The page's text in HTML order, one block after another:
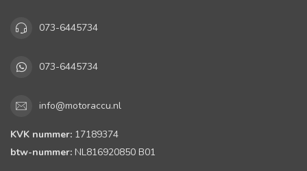
073-6445734
073-6445734
info@motoraccu.nl
KVK nummer: 17189374
btw-nummer: NL816920850 B01